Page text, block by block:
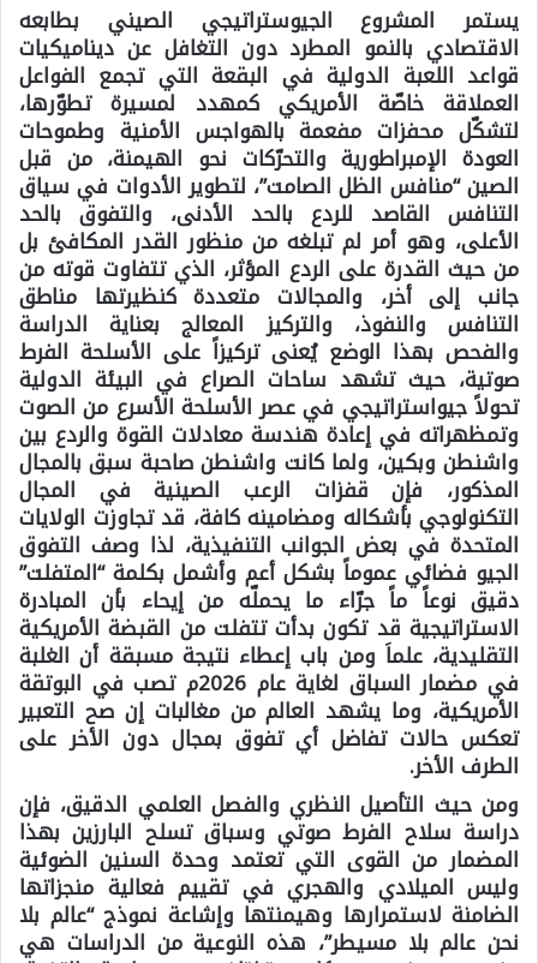
يستمر المشروع الجيوستراتيجي الصيني بطابعه
الاقتصادي بالنمو المطرد دون التغافل عن ديناميكيات
قواعد اللعبة الدولية في البقعة التي تجمع الفواعل
العملاقة خاصّة الأمريكي كمهدد لمسيرة تطوّرها،
لتشكّل محفزات مفعمة بالهواجس الأمنية وطموحات
العودة الإمبراطورية والتحرّكات نحو الهيمنة، من قبل
الصين“منافس الظل الصامت”، لتطوير الأدوات في سياق
التنافس القاصد للردع بالحد الأدنى، والتفوق بالحد
الأعلى، وهو أمر لم تبلغه من منظور القدر المكافئ بل
من حيث القدرة على الردع المؤثر، الذي تتفاوت قوته من
جانب إلى أخر، والمجالات متعددة كنظيرتها مناطق
التنافس والنفوذ، والتركيز المعالج بعناية الدراسة
والفحص بهذا الوضع يُعنى تركيزاً على الأسلحة الفرط
صوتية، حيث تشهد ساحات الصراع في البيئة الدولية
تحولاً جيواستراتيجي في عصر الأسلحة الأسرع من الصوت
وتمظهراته في إعادة هندسة معادلات القوة والردع بين
واشنطن وبكين، ولما كانت واشنطن صاحبة سبق بالمجال
المذكور، فإن قفزات الرعب الصينية في المجال
التكنولوجي بأشكاله ومضامينه كافة، قد تجاوزت الولايات
المتحدة في بعض الجوانب التنفيذية، لذا وصف التفوق
الجيو فضائي عموماً بشكل أعم وأشمل بكلمة “المتفلت”
دقيق نوعاً ماً جرّاء ما يحملّه من إيحاء بأن المبادرة
الاستراتيجية قد تكون بدأت تتفلت من القبضة الأمريكية
التقليدية، علماَ ومن باب إعطاء نتيجة مسبقة أن الغلبة
في مضمار السباق لغاية عام 2026م تصب في البوتقة
الأمريكية، وما يشهد العالم من مغالبات إن صح التعبير
تعكس حالات تفاضل أي تفوق بمجال دون الأخر على
الطرف الأخر.
ومن حيث التأصيل النظري والفصل العلمي الدقيق، فإن
دراسة سلاح الفرط صوتي وسباق تسلح البارزين بهذا
المضمار من القوى التي تعتمد وحدة السنين الضوئية
وليس الميلادي والهجري في تقييم فعالية منجزاتها
الضامنة لاستمرارها وهيمنتها وإشاعة نموذج “عالم بلا
نحن عالم بلا مسيطر”، هذه النوعية من الدراسات هي